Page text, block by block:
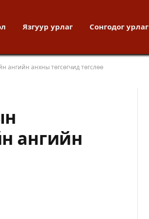
Язгуур урлаг Сонгодог урлаг
ангийн анхны төгсөгчид төгслөө
ангийн